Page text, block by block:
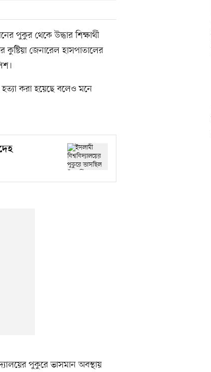
পুকুর থেকে উদ্ধার শিক্ষার্থী
জেনারেল হাসপাতালের
হত্যা করা হয়েছে বলেও মনে
পুকুরে ভাসমান অবস্থায়